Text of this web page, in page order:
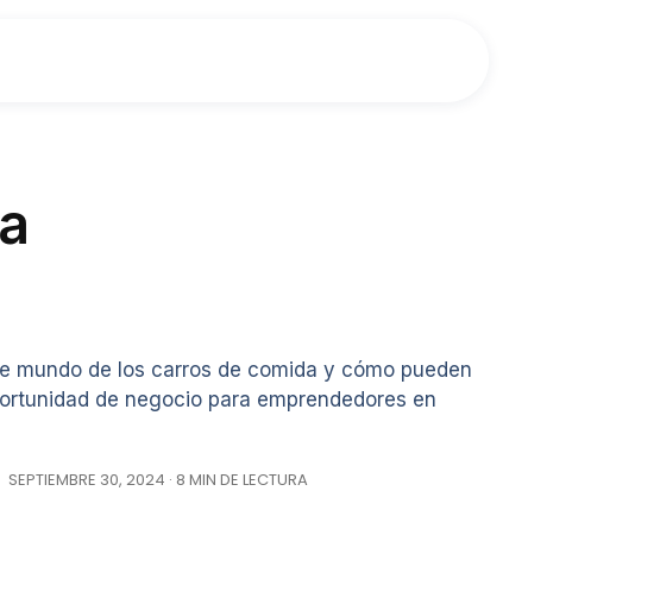
mundo de los carros de comida y cómo pueden
de negocio para emprendedores en
SEPTIEMBRE 30, 2024 · 8 MIN DE LECTURA